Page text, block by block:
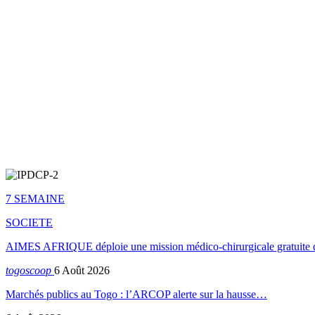
7 SEMAINE
SOCIETE
AIMES AFRIQUE déploie une mission médico-chirurgicale gratuite
togoscoop 6 Août 2026
Marchés publics au Togo : l’ARCOP alerte sur la hausse…